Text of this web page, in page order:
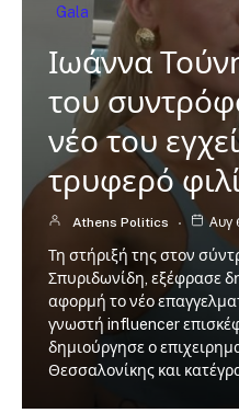
Gala
Ιωάννα
του
νέο του
τρυφερό
Athens Politics Αυγ
Τη στήριξή της στον
Σπυριδωνίδη, εξέφρασε
αφορμή το νέο
γνωστή influencer
δημιούργησε ο
Θεσσαλονίκης και